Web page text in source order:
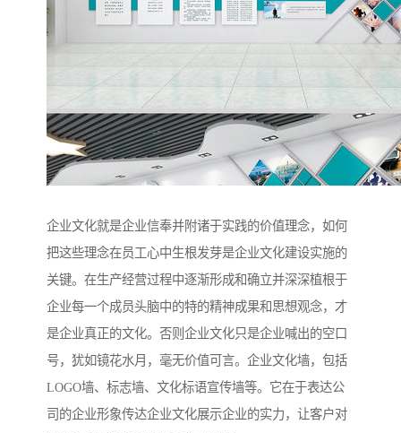
企业文化就是企业信奉并附诸于实践的价值理念，如何
把这些理念在员工心中生根发芽是企业文化建设实施的
关键。在生产经营过程中逐渐形成和确立并深深植根于
企业每一个成员头脑中的特的精神成果和思想观念，才
是企业真正的文化。否则企业文化只是企业喊出的空口
号，犹如镜花水月，毫无价值可言。企业文化墙，包括
LOGO墙、标志墙、文化标语宣传墙等。它在于表达公
司的企业形象传达企业文化展示企业的实力，让客户对